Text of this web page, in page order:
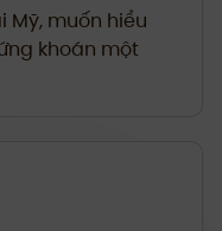
Mỹ, muốn hiểu
khoán một